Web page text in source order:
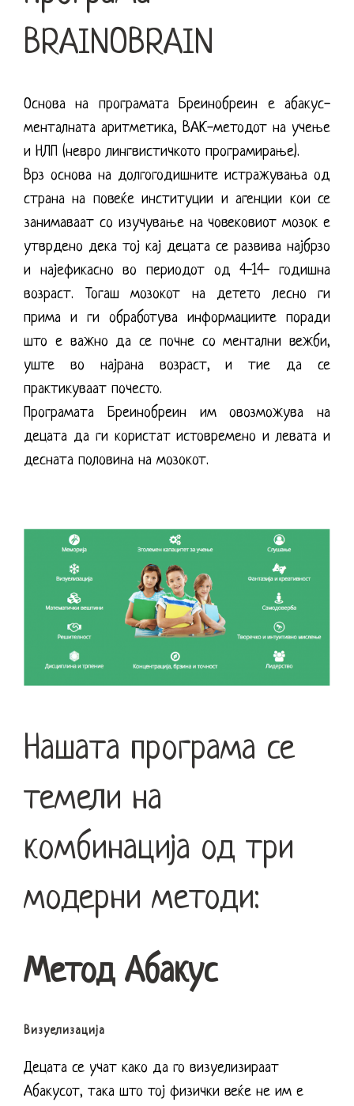
BRAINOBRAIN
Основа на програмата Бреинобреин е абакус-
менталната аритметика, ВАК-методот на учење
и НЛП (невро лингвистичкото програмирање).
Врз основа на долгогодишните истражувања од
страна на повеќе институции и агенции кои се
занимаваат со изучување на човековиот мозок е
утврдено дека тој кај децата се развива најбрзо
и најефикасно во периодот од 4-14- годишна
возраст. Тогаш мозокот на детето лесно ги
прима и ги обработува информациите поради
што е важно да се почне со ментални вежби,
уште во најрана возраст, и тие да се
практикуваат почесто.
Програмата Бреинобреин им овозможува на
децата да ги користат истовремено и левата и
десната половина на мозокот.
Нашата програма се
темели на
комбинација од три
модерни методи:
Метод Абакус
Визуелизација
Децата се учат како да го визуелизираат
Абакусот, така што тој физички веќе не им е